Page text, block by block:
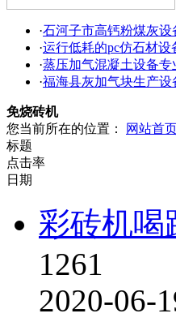
·石河子市高钙粉煤灰设
·运行低耗的pc仿石材设
·蒸压加气混凝土设备专
·福海县灰加气块生产设
免烧砖机
您当前所在的位置：
网站首
标题
点击率
日期
彩砖机喝
1261
2020-06-